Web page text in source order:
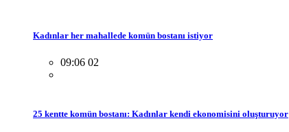
Kadınlar her mahallede komün bostanı istiyor
09:06 02
25 kentte komün bostanı: Kadınlar kendi ekonomisini oluşturuyor